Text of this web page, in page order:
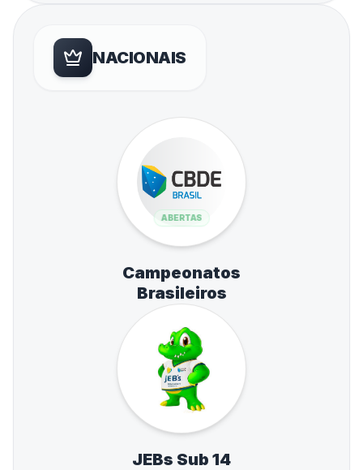
NACIONAIS
ABERTAS
Campeonatos
Brasileiros
JEBs Sub 14